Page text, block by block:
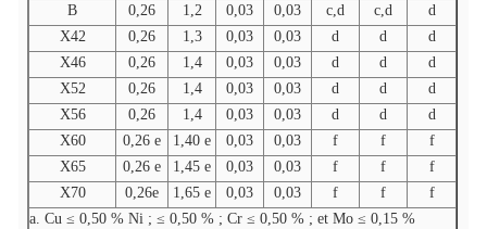
B
0,26 1,2 0,03 0,03 c,d c,d
d
X42
0,26 1,3 0,03 0,03 d d
d
X46
0,26 1,4 0,03 0,03 d d
d
X52
0,26 1,4 0,03 0,03 d d
d
X56
0,26 1,4 0,03 0,03 d d
d
X60
0,26 e 1,40 e 0,03 0,03 f f
f
X65
0,26 e 1,45 e 0,03 0,03 f f
f
X70
0,26e 1,65 e 0,03 0,03 f f
f
a. Cu ≤ 0,50 % Ni ; ≤ 0,50 % ; Cr ≤ 0,50 % ; et Mo ≤ 0,15 %